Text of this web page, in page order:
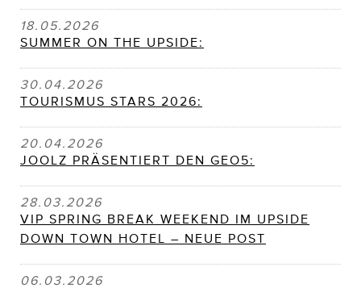
18.05.2026
SUMMER ON THE UPSIDE:
30.04.2026
TOURISMUS STARS 2026:
20.04.2026
JOOLZ PRÄSENTIERT DEN GEO5:
28.03.2026
VIP SPRING BREAK WEEKEND IM UPSIDE
DOWN TOWN HOTEL – NEUE POST
06.03.2026